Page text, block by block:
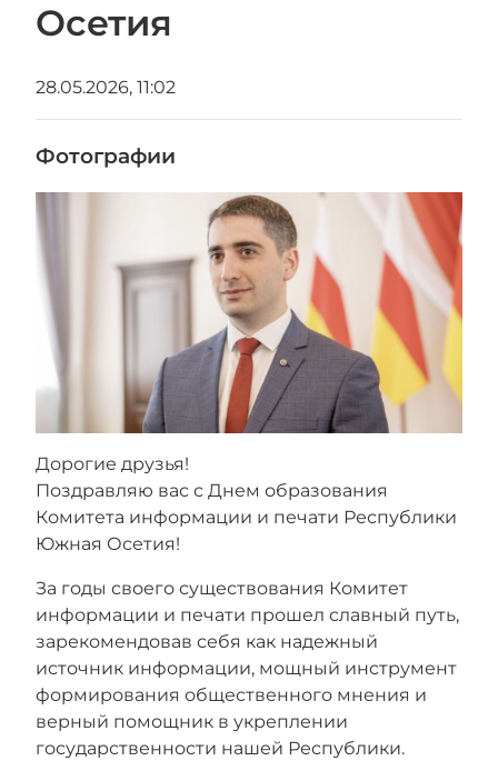
Осетия
28.05.2026, 11:02
Фотографии
Дорогие друзья!
Поздравляю вас с Днем образования
Комитета информации и печати Республики
Южная Осетия!
За годы своего существования Комитет
информации и печати прошел славный путь,
зарекомендовав себя как надежный
источник информации, мощный инструмент
формирования общественного мнения и
верный помощник в укреплении
государственности нашей Республики.